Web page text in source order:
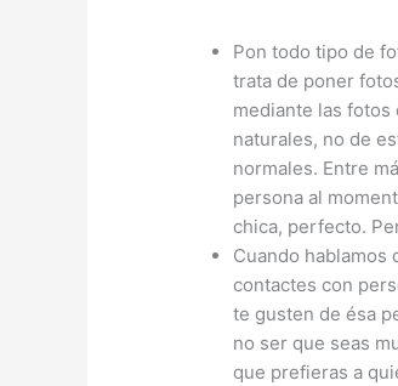
Pon todo tipo de
trata de poner
mediante las
naturales, no de
normales. Entre
persona al
chica, perfecto.
Cuando hablamos
contactes con
te gusten de ésa
no ser que seas
que prefieras a